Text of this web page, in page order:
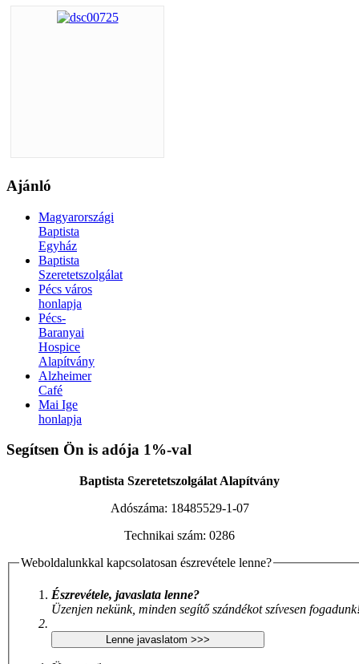
Ajánló
Magyarországi
Baptista
Egyház
Baptista
Szeretetszolgálat
Pécs város
honlapja
Pécs-
Baranyai
Hospice
Alapítvány
Alzheimer
Café
Mai Ige
honlapja
Xnxx افلام سكس عربي AV Subthai
XNXX ARAB
بنت محجبة سكس فيديو
Bf Sex
Segítsen Ön is adója 1%-val
Baptista Szeretetszolgálat Alapítvány
Adószáma: 18485529-1-07
Technikai szám: 0286
Weboldalunkkal kapcsolatosan észrevétele lenne?
Észrevétele, javaslata lenne?
Üzenjen nekünk, minden segítő szándékot szívesen